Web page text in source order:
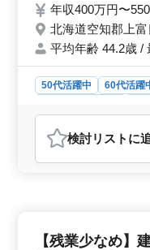
れる
取り
近郊
客様
この
良野
年収400万円〜
北海道空知郡上
平均年齢 44.2歳 /
50代活躍中 60代活躍
おすすめポイント
＜残業少なめの建築
で建築施工管理のお
る魅力があります。
年以上必要です。
検討リスト に
【残業少なめ】